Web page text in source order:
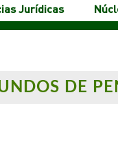
Jurídicas
DE